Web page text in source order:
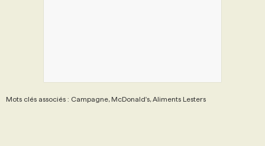
Mots clés associés : Campagne, McDonald's, Aliments Lesters